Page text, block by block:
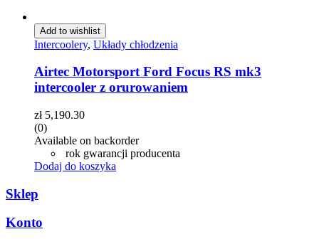
Add to wishlist
Intercoolery, Układy chłodzenia
Airtec Motorsport Ford Focus RS mk3
intercooler z orurowaniem
zł5,190.30
(0)
Available on backorder
rok gwarancji producenta
Dodaj do koszyka
Sklep
Konto